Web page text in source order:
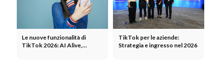
Le nuove funzionalità di
TikTok 2026: AI Alive,
TikTok per le aziende:
Strategia e ingresso nel 2026